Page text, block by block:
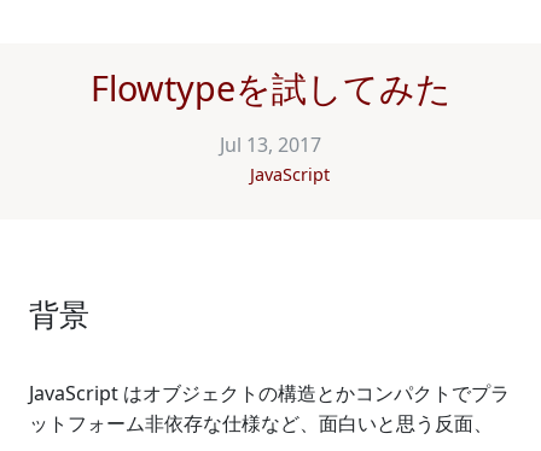
Flowtypeを試してみた
Jul 13, 2017
JavaScript
背景
JavaScript はオブジェクトの構造とかコンパクトでプラ
ットフォーム非依存な仕様など、面白いと思う反面、